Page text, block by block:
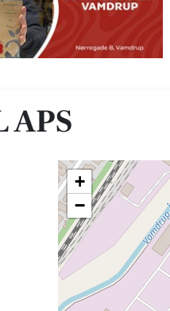
APS
+
−